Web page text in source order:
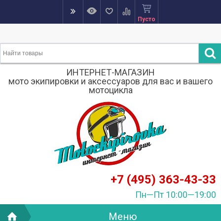
Пусто
ИНТЕРНЕТ-МАГАЗИН
мото экипировки и аксессуаров для вас и вашего
мотоцикла
+7 (495) 363-43-33
Пн—Пт 10:00—19:00
Меню